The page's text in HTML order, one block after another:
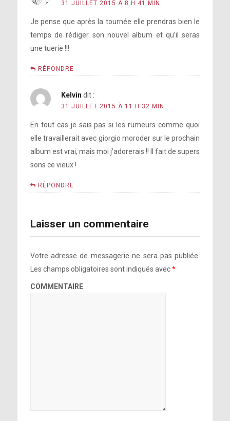
31 JUILLET 2015 À 8 H 41 MIN
Je pense que après la tournée elle prendras bien le
temps de rédiger son nouvel album et qu’il seras
une tuerie !!!
RÉPONDRE
Kelvin dit :
31 JUILLET 2015 À 11 H 32 MIN
En tout cas je sais pas si les rumeurs comme quoi
elle travaillerait avec giorgio moroder sur le prochain
album est vrai, mais moi j’adorerais !! Il fait de supers
sons ce vieux !
RÉPONDRE
Laisser un commentaire
Votre adresse de messagerie ne sera pas publiée.
Les champs obligatoires sont indiqués avec*
COMMENTAIRE